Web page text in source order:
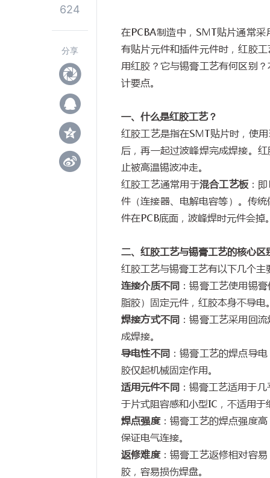
624
分享
在PCBA制造中， SMT贴片通常采
有贴片元件和插件元件时，红胶
用红胶？它与锡膏工艺有何区别
计要点。
一、什么是红胶工艺？
红胶工艺是指在SMT贴片时，使
后，再一起过波峰焊完成焊接。
止被高温锡波冲走。
红胶工艺通常用于混合工艺板：即
件（连接器、电解电容等）。传
件在PCB底面，波峰焊时元件会
二、红胶工艺与锡膏工艺的核心区
红胶工艺与锡膏工艺有以下几个主
连接介质不同 ：锡膏工艺使用锡
脂胶）固定元件，红胶本身不导电
焊接方式不同 ：锡膏工艺采用回
成焊接。
导电性不同 ：锡膏工艺的焊点导
胶仅起机械固定作用。
适用元件不同：锡膏工艺适用于
于片式阻容感和小型IC ，不适用
焊点强度：锡膏工艺的焊点强度
保证电气连接。
返修难度：锡膏工艺返修相对容
胶，容易损伤焊盘。